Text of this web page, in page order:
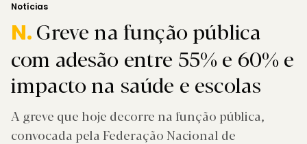
Notícias
N.Greve na função pública
com adesão entre 55% e 60% e
impacto na saúde e escolas
A greve que hoje decorre na função pública,
convocada pela Federação Nacional de